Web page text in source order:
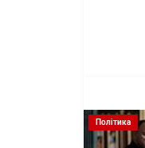
Політика